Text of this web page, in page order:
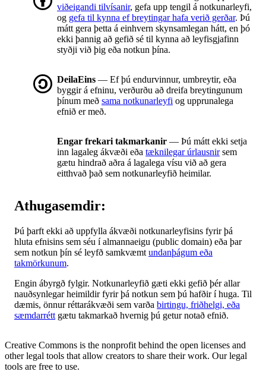
viðeigandi tilvísanir, gefa upp tengil á notkunarleyfi,
og gefa til kynna ef breytingar hafa verið gerðar. Þú
mátt gera þetta á einhvern skynsamlegan hátt, en þó
ekki þannig að gefið sé til kynna að leyfisgjafinn
styðji við þig eða notkun þína.
DeilaEins — Ef þú endurvinnur, umbreytir, eða
byggir á efninu, verðurðu að dreifa breytingunum
þínum með sama notkunarleyfi og upprunalega
efnið er með.
Engar frekari takmarkanir — Þú mátt ekki setja
inn lagaleg ákvæði eða tæknilegar úrlausnirsem
gætu hindrað aðra á lagalega vísu við að gera
eitthvað það sem notkunarleyfið heimilar.
Athugasemdir:
Þú þarft ekki að uppfylla ákvæði notkunarleyfisins fyrir þá
hluta efnisins sem séu í almannaeigu (public domain) eða þar
sem notkun þín sé leyfð samkvæmt undanþágum eða
takmörkunum.
Engin ábyrgð fylgir. Notkunarleyfið gæti ekki gefið þér allar
nauðsynlegar heimildir fyrir þá notkun sem þú hafðir í huga. Til
dæmis, önnur réttarákvæði sem varða birtingu, friðhelgi, eða
sæmdarrétt gætu takmarkað hvernig þú getur notað efnið.
Creative Commons is the nonprofit behind the open licenses and
other legal tools that allow creators to share their work. Our legal
tools are free to use.